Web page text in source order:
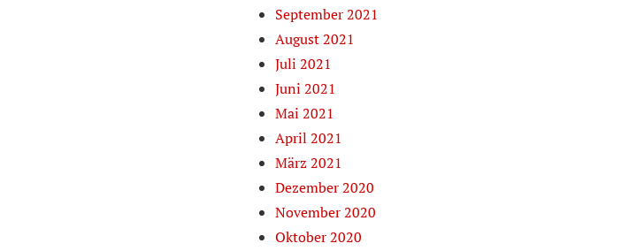
September 2021
August 2021
Juli 2021
Juni 2021
Mai 2021
April 2021
März 2021
Dezember 2020
November 2020
Oktober 2020